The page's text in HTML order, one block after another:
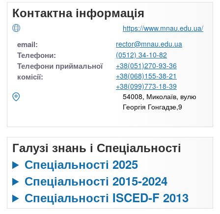
Контактна інформація
https://www.mnau.edu.ua/
email: rector@mnau.edu.ua
Телефони: (0512) 34-10-82
Телефони приймальної
комісії:
+38(051)270-93-36
+38(068)155-38-21
+38(099)773-18-39
54008, Миколаїв, вулю
Георгія Гонгадзе,9
Галузі знань і Спеціальності
Спеціальності 2025
Спеціальності 2015-2024
Спеціальності ISCED-F 2013